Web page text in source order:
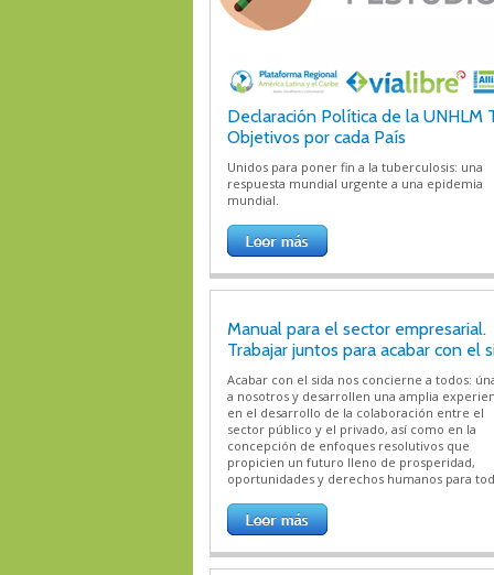
Declaración Política de la UNHLM
Objetivos por cada País
Unidos para poner fin a la tuberculosis: una
respuesta mundial urgente a una epidemia
mundial.
Manual para el sector empresarial.
Trabajar juntos para acabar con el
Acabar con el sida nos concierne a todos:
a nosotros y desarrollen una amplia
en el desarrollo de la colaboración entre el
sector público y el privado, así como en la
concepción de enfoques resolutivos que
propicien un futuro lleno de prosperidad,
oportunidades y derechos humanos para